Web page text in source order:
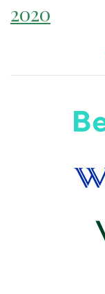
2020